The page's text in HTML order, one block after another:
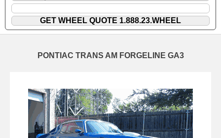
PONTIAC TRANS AM FORGELINE GA3